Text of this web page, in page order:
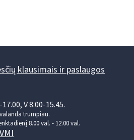
klausimais ir paslaugos
V 8.00-15.45.
trumpiau.
8.00 val. - 12.00 val.